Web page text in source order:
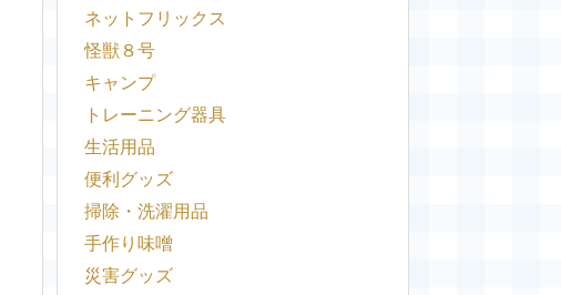
ネットフリックス
怪獣８号
キャンプ
トレーニング器具
生活用品
便利グッズ
掃除・洗濯用品
手作り味噌
災害グッズ